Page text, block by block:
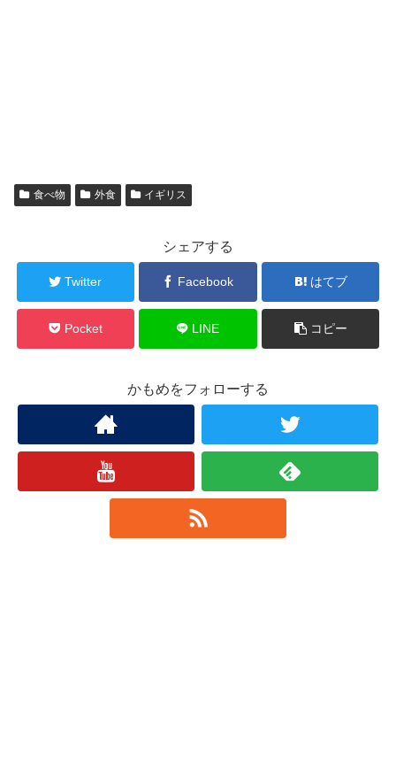
食べ物 外食 イギリス
シェアする
Twitter Facebook はてブ
Pocket LINE コピー
かもめをフォローする